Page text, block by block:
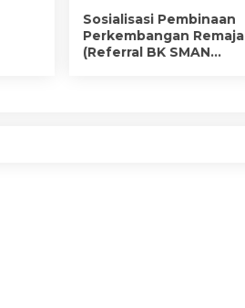
Sosialisasi Pembinaan
Perkembangan Remaja
(Referral BK SMAN